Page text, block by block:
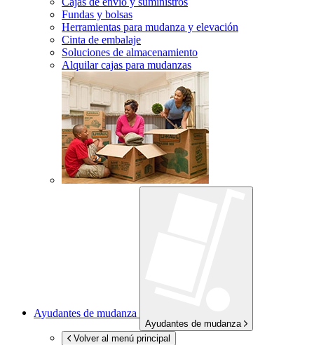
Fundas y bolsas
Herramientas para mudanza y elevación
Cinta de embalaje
Soluciones de almacenamiento
Alquilar cajas para mudanzas
Ayudantes de mudanza
Ayudantes de mudanza
Volver al menú principal